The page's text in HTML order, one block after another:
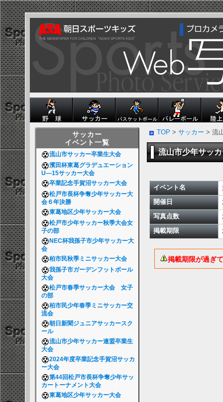
サッカー
イベント一覧
流山市サッカー卒業生大会
濱田杯東葛グラデュエーション
U―15サッカー大会
卒業記念手賀沼サッカー大会
松戸市長杯争奪少年サッカー大
会６年決勝
東葛地区少年サッカー大会
松戸市少年サッカー秋季大会女
子の部
NEC杯我孫子市少年サッカー大
会
柏市民秋季ミニサッカー大会
我孫子市ガーデンフットボール
大会
松戸市春季サッカー大会 女子
の部
柏市民少年春季ミニサッカー交
流会
朝日新聞ジュニアサッカースク
ール
流山市少年サッカー連盟卒業生
大会
2024年度卒業記念手賀沼サッカ
ー大会
第44回松戸市長杯争奪少年サッ
カートーナメント大会
東葛地区少年サッカー大会
TOP > サッカー > 流
流山市少年サッ
イベント名
開催日
写真点数
掲載期限
掲載期限が過ぎ